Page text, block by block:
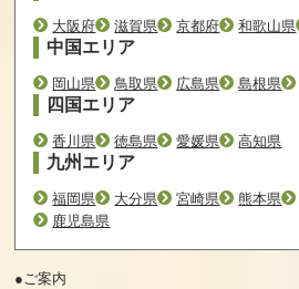
大阪府 滋賀県 京都府 和歌山県
中国エリア
岡山県 鳥取県 広島県 島根県
四国エリア
香川県 徳島県 愛媛県 高知県
九州エリア
福岡県 大分県 宮崎県 熊本県
鹿児島県
●ご案内